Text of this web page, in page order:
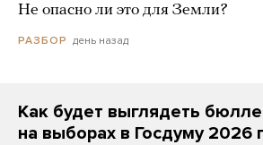
Не опасно ли это для Земли?
РАЗБОР день назад
Как будет выглядеть
на выборах в Госдуму 2026